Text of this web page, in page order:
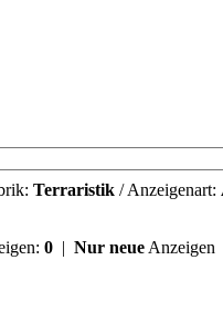
Terraristik / Anzeigenart:
0 | Nur neue Anzeigen